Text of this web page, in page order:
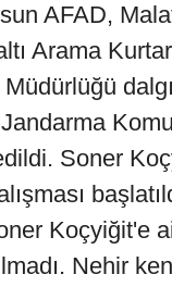
AFAD,
Arama
Soner
Koçyiğit'e
Nehir